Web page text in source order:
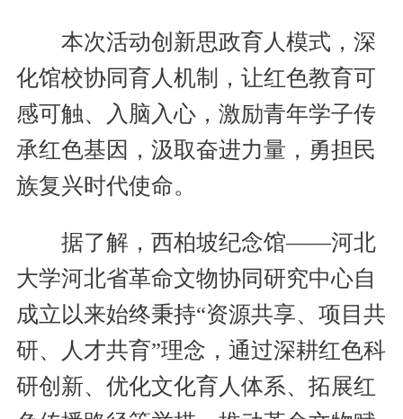
本次活动创新思政育人模式，深
化馆校协同育人机制，让红色教育可
感可触、入脑入心，激励青年学子传
承红色基因，汲取奋进力量，勇担民
族复兴时代使命。
据了解，西柏坡纪念馆——河北
大学河北省革命文物协同研究中心自
成立以来始终秉持“资源共享、项目共
研、人才共育”理念，通过深耕红色科
研创新、优化文化育人体系、拓展红